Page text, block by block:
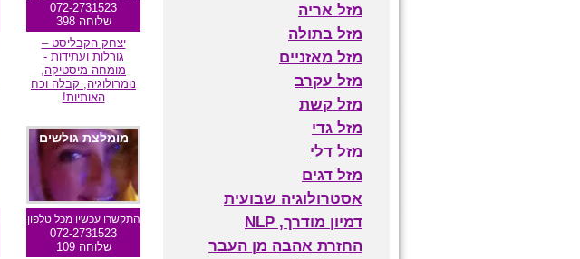
072-2731523
שלוחה 398
יצחק הקבליסט –
גורלות ועתידות -
מומחה מיסטיקה,
נומרולוגיה, קבלה וכח
האותיות!
מומלצת גולשים
התקשרו עכשיו מכל טלפון
072-2731523
שלוחה 109
מזל אריה
מזל בתולה
מזל מאזניים
מזל עקרב
מזל קשת
מזל גדי
מזל דלי
מזל דגים
אסטרולוגיה שבועית
דמיון מודרך, NLP
החזרת אהבה מן העבר